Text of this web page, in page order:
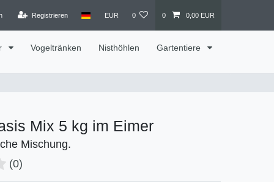
Registrieren EUR 0 0 0,00 EUR
Vogeltränken Nisthöhlen Gartentiere
Mix 5 kg im Eimer
Mischung.
(0)